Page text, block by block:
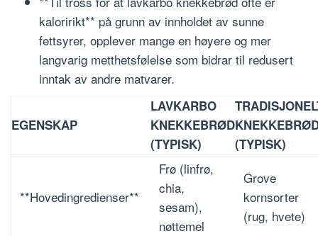
kaloririkt** på grunn av innholdet av sunne
fettsyrer, opplever mange en høyere og mer
langvarig metthetsfølelse som bidrar til redusert
inntak av andre matvarer.
EGENSKAP
LAVKARBO
KNEKKEBRØD
(TYPISK)
(TYPISK)
**Hovedingredienser**
Frø (linfrø,
chia,
sesam),
nøttemel
Grove
kornsorter
(rug, hvete)